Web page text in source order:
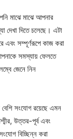
মাঝে মাঝে আপনার
দিতে চলেছে। এটা
এবং সম্পূর্ণরূপে কাজ করা
সমস্যায় ফেলতে
জেনে নিন
সংযোগ রয়েছে এমন
উত্তর-পূর্ব এবং
বিচ্ছিন্ন করা